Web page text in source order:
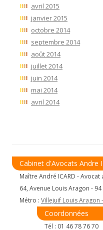
avril 2015
janvier 2015
octobre 2014
septembre 2014
août 2014
juillet 2014
juin 2014
mai 2014
avril 2014
Cabinet d'Avocats Andre
Maître André ICARD -
64, Avenue Louis Aragon - 94
Métro : Villejuif Louis Aragon
Coordonnées
Tél : 01 46 78 76 70